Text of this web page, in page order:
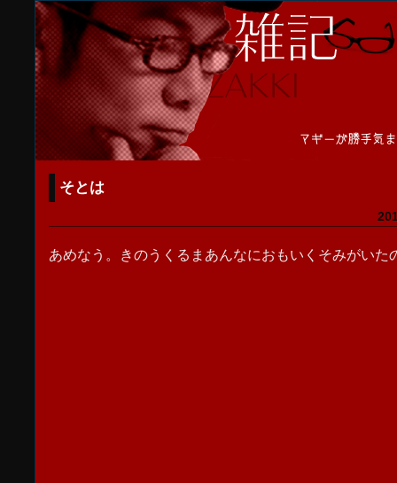
そとは
あめなう。きのうくるまあんなにおもいくそみがい